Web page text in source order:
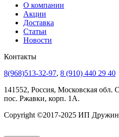
О компании
Акции
Доставка
Статьи
Новости
Контакты
8(968)513-32-97, 8 (910) 440 29 40
141552, Россия, Московская обл.
пос. Ржавки, корп. 1А.
Copyright ©2017-2025 ИП